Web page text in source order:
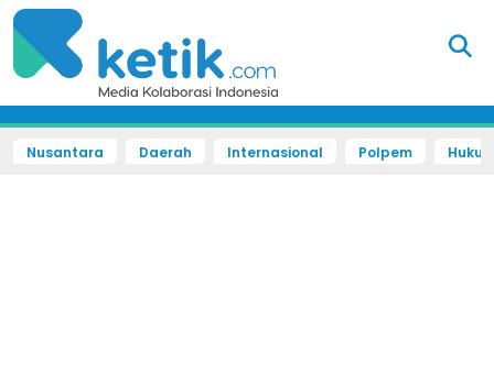
Nusantara Daerah Internasional Polpem